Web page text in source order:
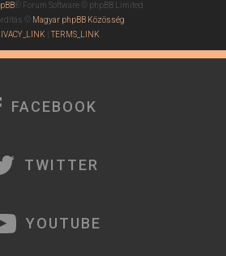
® Forum Software © phpBB Limited
©
Magyar phpBB Közösség
| TERMS_LINK
FACEBOOK
TWITTER
YOUTUBE